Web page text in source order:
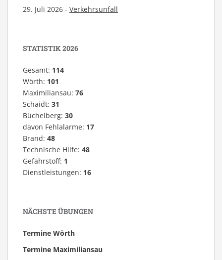
29. Juli 2026 - Verkehrsunfall
STATISTIK 2026
Gesamt: 114
Wörth: 101
Maximiliansau: 76
Schaidt: 31
Büchelberg: 30
davon Fehlalarme: 17
Brand: 48
Technische Hilfe: 48
Gefahrstoff: 1
Dienstleistungen: 16
NÄCHSTE ÜBUNGEN
Termine Wörth
Termine Maximiliansau